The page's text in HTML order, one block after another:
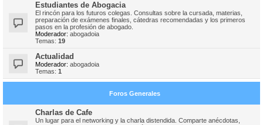
Estudiantes de Abogacia
El rincón para los futuros colegas. Consultas sobre la cursada, materias,
preparación de exámenes finales, cátedras recomendadas y los primeros
pasos en la profesión de abogado.
Moderador: abogadoia
Temas: 19
Actualidad
Moderador: abogadoia
Temas: 1
Foros Generales
Charlas de Cafe
Un lugar para el networking y la charla distendida. Comparte anécdotas,